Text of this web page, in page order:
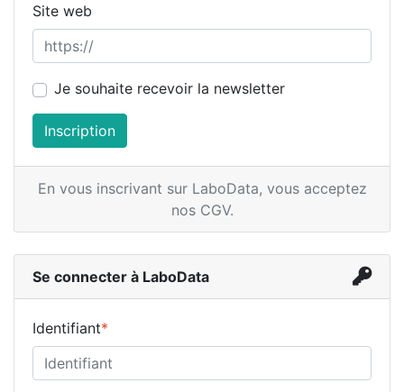
Site web
Je souhaite recevoir la newsletter
Inscription
En vous inscrivant sur LaboData, vous acceptez
nos CGV.
Se connecter à LaboData
Identifiant*